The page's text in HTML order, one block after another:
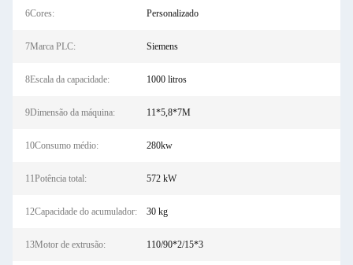
6Cores: Personalizado
7Marca PLC: Siemens
8Escala da capacidade: 1000 litros
9Dimensão da máquina: 11*5,8*7M
10Consumo médio: 280kw
11Potência total: 572 kW
12Capacidade do acumulador: 30 kg
13Motor de extrusão: 110/90*2/15*3